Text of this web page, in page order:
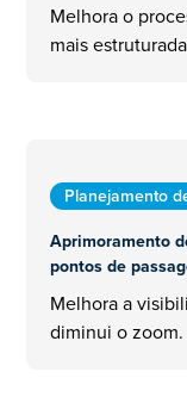
Melhora o
mais
Planejamento
Aprimoramento
pontos de
Melhora a
diminui o zoom.